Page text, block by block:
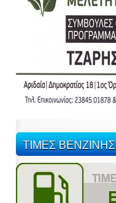
ΤΙΜΕΣ ΒΕΝΖΙΝΗΣ